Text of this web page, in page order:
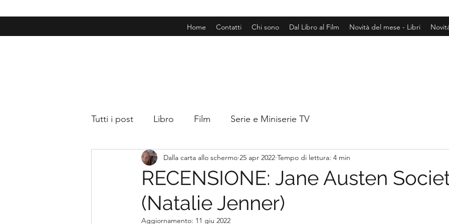
Novità del mese - Libri
Dal Libro al Film
Chi sono
Contatti
Home
Tutti i post Libro Film Serie e Miniserie TV
RECENSIONE: Jane Austen
(Natalie Jenner)
Dalla carta allo schermo 25 apr 2022 Tempo di lettura: 4 min
Aggiornamento: 11 giu 2022